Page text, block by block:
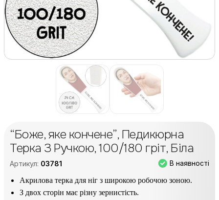
“Боже, яке кончене”, Педикюрна
Терка З Ручкою, 100/180 гріт, Біла
Артикул: 03781 В наявності
Акрилова терка для ніг з широкою робочою зоною.
З двох сторін має різну зернистість.